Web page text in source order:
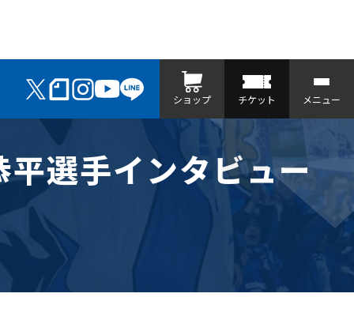
ショップ チケット メニュー
選手インタビュー